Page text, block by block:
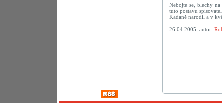
Nebojte se, blechy
tuto postavu
Kadaně narodil a v
26.04.2005, autor: